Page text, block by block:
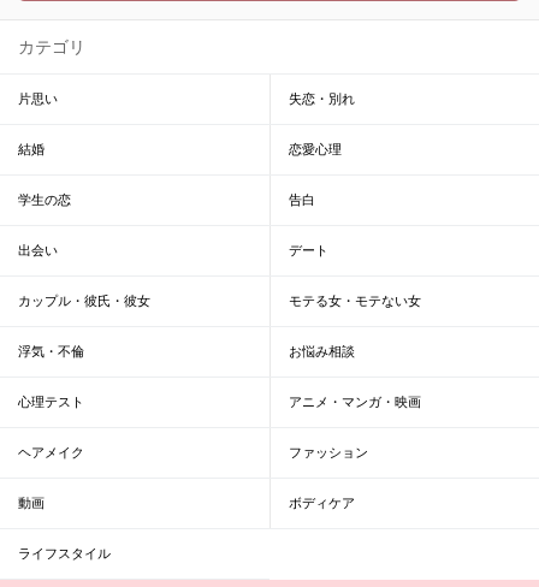
カテゴリ
片思い 失恋・別れ
結婚 恋愛心理
学生の恋 告白
出会い デート
カップル・彼氏・彼女 モテる女・モテない女
浮気・不倫 お悩み相談
心理テスト アニメ・マンガ・映画
ヘアメイク ファッション
動画 ボディケア
ライフスタイル